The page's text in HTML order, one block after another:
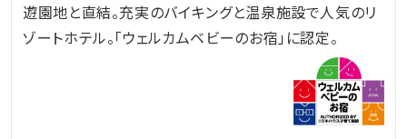
遊園地と直結。充実のバイキングと温泉施設で人気のリ
ゾートホテル。「ウェルカムベビーのお宿」に認定。